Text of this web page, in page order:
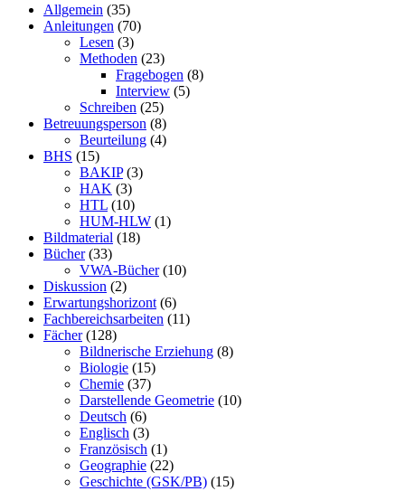
Allgemein (35)
Anleitungen (70)
Lesen (3)
Methoden (23)
Fragebogen (8)
Interview (5)
Schreiben (25)
Betreuungsperson (8)
Beurteilung (4)
BHS (15)
BAKIP(3)
HAK (3)
HTL (10)
HUM-HLW (1)
Bildmaterial (18)
Bücher(33)
VWA-Bücher(10)
Diskussion (2)
Erwartungshorizont (6)
Fachbereichsarbeiten (11)
Fächer(128)
Bildnerische Erziehung (8)
Biologie (15)
Chemie (37)
Darstellende Geometrie (10)
Deutsch (6)
Englisch (3)
Französisch (1)
Geographie (22)
Geschichte (GSK/PB) (15)